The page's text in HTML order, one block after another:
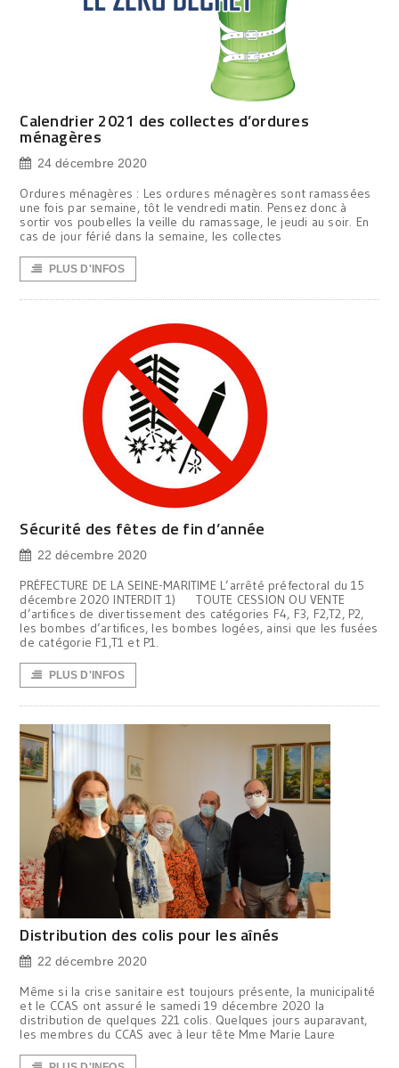
Calendrier 2021 des collectes d’ordures
ménagères
24 décembre 2020
Ordures ménagères : Les ordures ménagères sont ramassées
une fois par semaine, tôt le vendredi matin. Pensez donc à
sortir vos poubelles la veille du ramassage, le jeudi au soir. En
cas de jour férié dans la semaine, les collectes
PLUS D'INFOS
Sécurité des fêtes de fin d’année
22 décembre 2020
PRÉFECTURE DE LA SEINE-MARITIME L’arrêté préfectoral du 15
décembre 2020 INTERDIT 1) TOUTE CESSION OU VENTE
d’artifices de divertissement des catégories F4, F3, F2,T2, P2,
les bombes d’artifices, les bombes logées, ainsi que les fusées
de catégorie F1,T1 et P1.
PLUS D'INFOS
Distribution des colis pour les aînés
22 décembre 2020
Même si la crise sanitaire est toujours présente, la municipalité
et le CCAS ont assuré le samedi 19 décembre 2020 la
distribution de quelques 221 colis. Quelques jours auparavant,
les membres du CCAS avec à leur tête Mme Marie Laure